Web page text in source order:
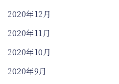
2020年12月
2020年11月
2020年10月
2020年9月